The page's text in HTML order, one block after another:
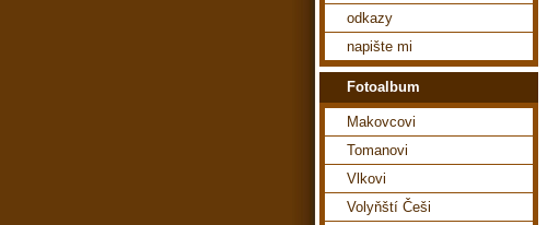
odkazy
napište mi
Fotoalbum
Makovcovi
Tomanovi
Vlkovi
Volyňští Češi